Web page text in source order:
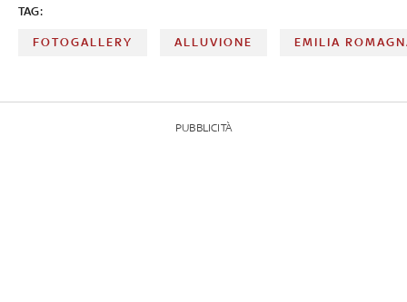
TAG:
FOTOGALLERY ALLUVIONE EMILIA
PUBBLICITÀ